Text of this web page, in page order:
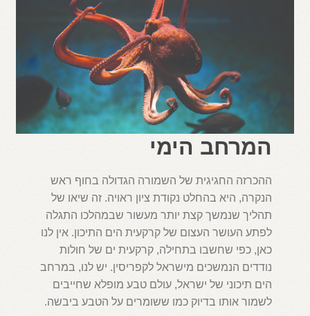
המרחב הימי
ההכרזה החגיגית של השמורה הגדולה בחוף ראש
הנקרה, היא בהחלט נקודת ציון ראויה. זה שיאו של
תהליך שנמשך קצת יותר מעשור שבמהלכו התגלה
לפתע העושר העצום של קרקעית הים התיכון. אין לנו
כאן, כפי שחשבו בתחילה, קרקעית ים של חולות
נודדים הנמשכים מישראל לקפריסין. יש לנו, במרחב
הים תיכוני של ישראל, עולם טבע מופלא שחייבים
לשמור אותו בדיוק כמו ששומרים על הטבע ביבשה.